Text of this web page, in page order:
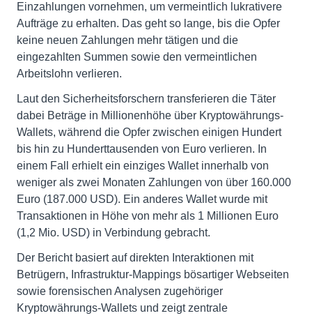
Einzahlungen vornehmen, um vermeintlich lukrativere
Aufträge zu erhalten. Das geht so lange, bis die Opfer
keine neuen Zahlungen mehr tätigen und die
eingezahlten Summen sowie den vermeintlichen
Arbeitslohn verlieren.
Laut den Sicherheitsforschern transferieren die Täter
dabei Beträge in Millionenhöhe über Kryptowährungs-
Wallets, während die Opfer zwischen einigen Hundert
bis hin zu Hunderttausenden von Euro verlieren. In
einem Fall erhielt ein einziges Wallet innerhalb von
weniger als zwei Monaten Zahlungen von über 160.000
Euro (187.000 USD). Ein anderes Wallet wurde mit
Transaktionen in Höhe von mehr als 1 Millionen Euro
(1,2 Mio. USD) in Verbindung gebracht.
Der Bericht basiert auf direkten Interaktionen mit
Betrügern, Infrastruktur-Mappings bösartiger Webseiten
sowie forensischen Analysen zugehöriger
Kryptowährungs-Wallets und zeigt zentrale